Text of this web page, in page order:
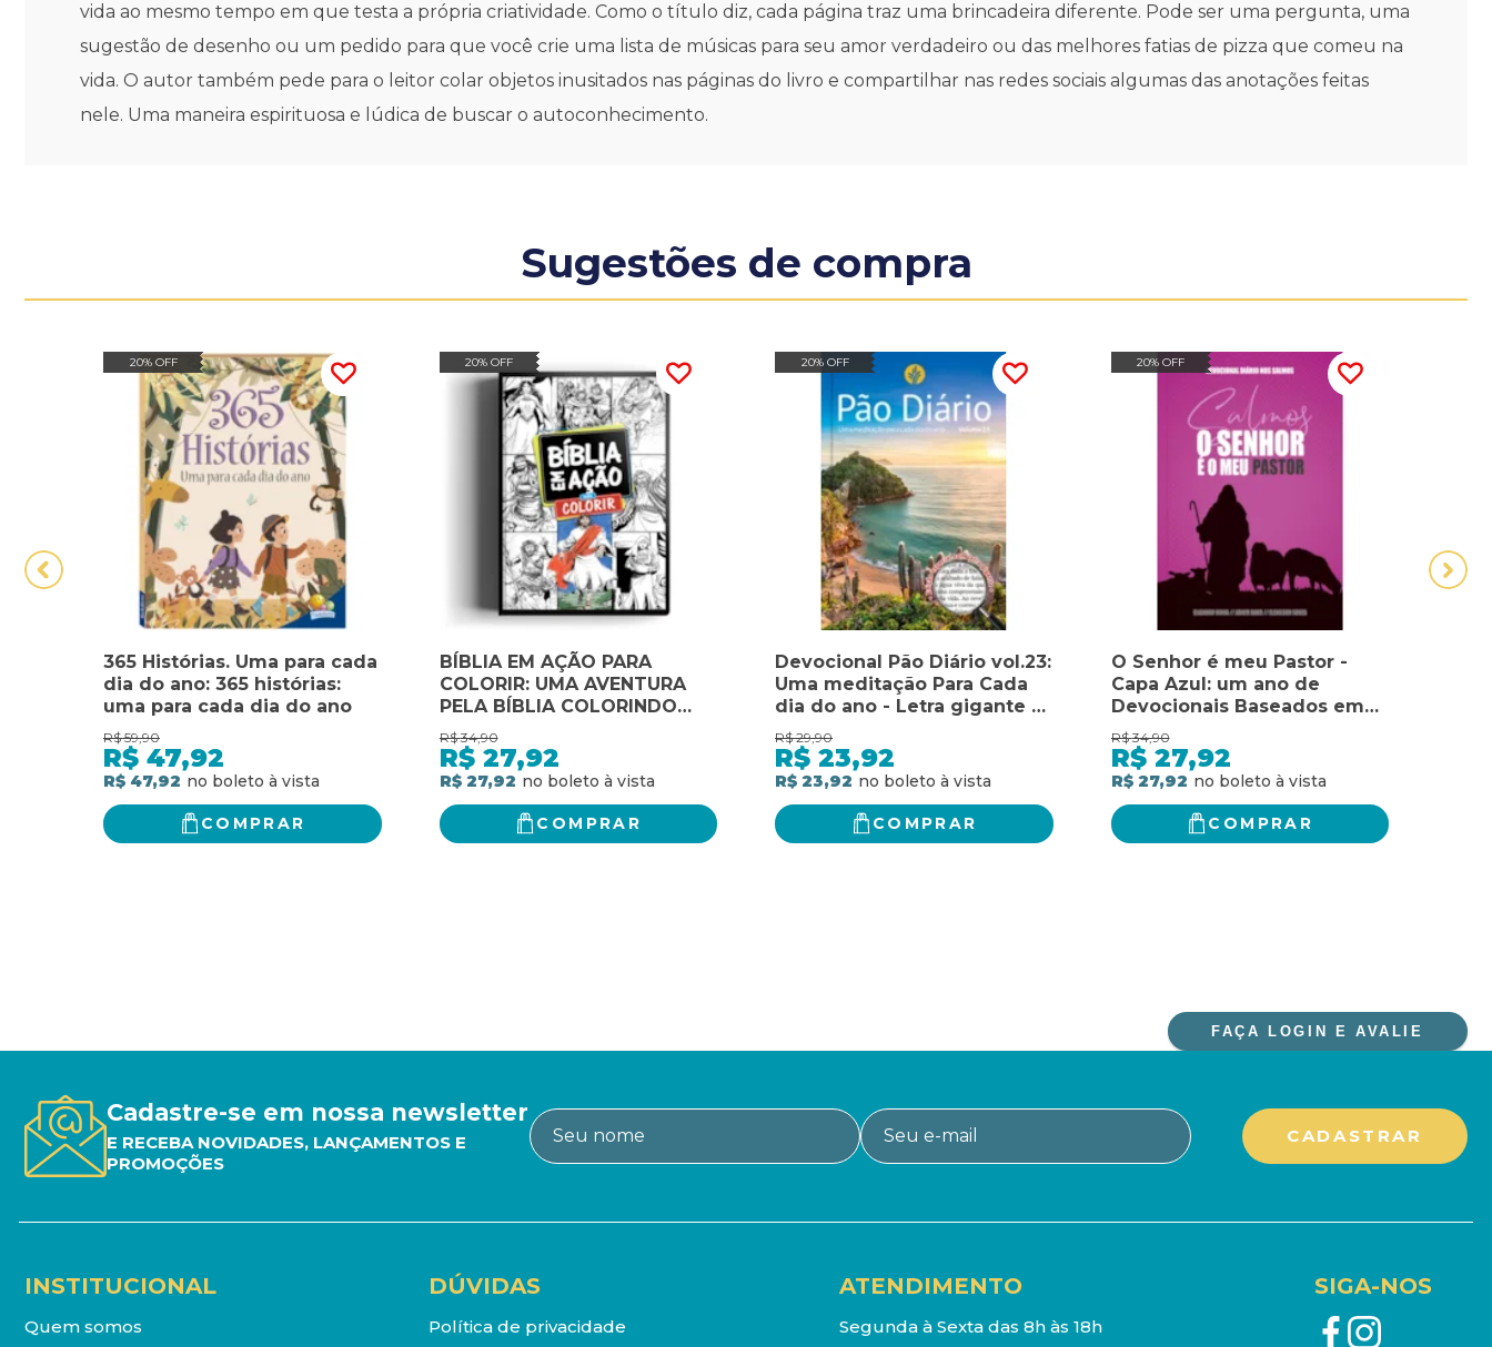
vida ao mesmo tempo em que testa a própria criatividade. Como o título diz, cada página traz uma brincadeira diferente. Pode ser uma pergunta, uma
sugestão de desenho ou um pedido para que você crie uma lista de músicas para seu amor verdadeiro ou das melhores fatias de pizza que comeu na
vida. O autor também pede para o leitor colar objetos inusitados nas páginas do livro e compartilhar nas redes sociais algumas das anotações feitas
nele. Uma maneira espirituosa e lúdica de buscar o autoconhecimento.
Sugestões de compra
20% OFF
365 Histórias. Uma para cada
dia do ano: 365 histórias:
uma para cada dia do ano
R$ 59,90
R$ 47,92
R$ 47,92
COMPRAR
20% OFF
BÍBLIA EM AÇÃO PARA
COLORIR: UMA AVENTURA
PELA BÍBLIA COLORINDO
CADA PÁGINA
R$ 34,90
R$ 27,92
R$ 27,92
COMPRAR
20% OFF
Devocional Pão Diário vol.23:
Uma meditação Para Cada
dia do ano - Letra gigante -
Paisagem - O Devocional
mais lido no mundo: Uma
meditação para cada dia do
ano - letra gigante -
paisagem
R$ 29,90
R$ 23,92
R$ 23,92
COMPRAR
20% OFF
O Senhor é meu Pastor -
Capa Azul: um ano de
Devocionais Baseados em
Cada um dos 150 Salmos:
Um ano de devocionais
baseados em cada um dos
150 salmos
R$ 34,90
R$ 27,92
R$ 27,92
COMPRAR
FAÇA LOGIN E AVALIE
Cadastre-se em nossa newsletter
E RECEBA NOVIDADES, LANÇAMENTOS E
PROMOÇÕES
INSTITUCIONAL
Quem somos
DÚVIDAS
Política de privacidade
ATENDIMENTO
Segunda à Sexta das 8h às 18h
SIGA-NOS